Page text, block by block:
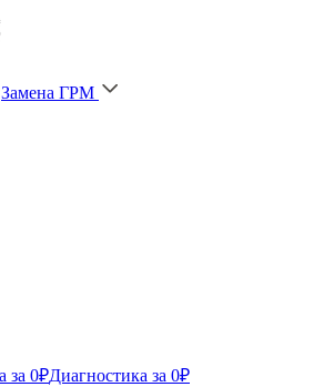
Замена ГРМ
Диагностика за 0₽